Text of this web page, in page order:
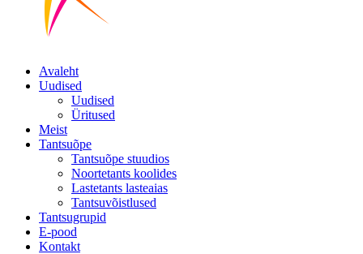
Avaleht
Uudised
Uudised
Üritused
Meist
Tantsuõpe
Tantsuõpe stuudios
Noortetants koolides
Lastetants lasteaias
Tantsuvõistlused
Tantsugrupid
E-pood
Kontakt